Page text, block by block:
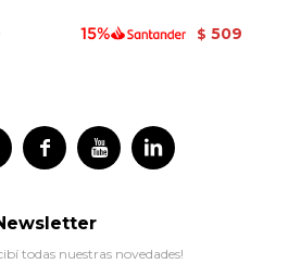
$ 509
  
todas nuestras novedades!